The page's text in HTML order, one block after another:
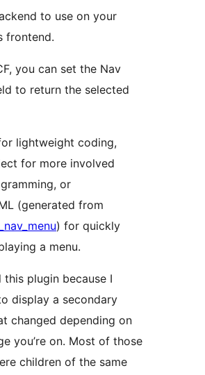
to use on your
frontend.
you can set the Nav
to return the selected
lightweight coding,
for more involved
or
(generated from
) for quickly
a menu.
this plugin because I
display a secondary
changed depending on
you’re on. Most of those
children of the same